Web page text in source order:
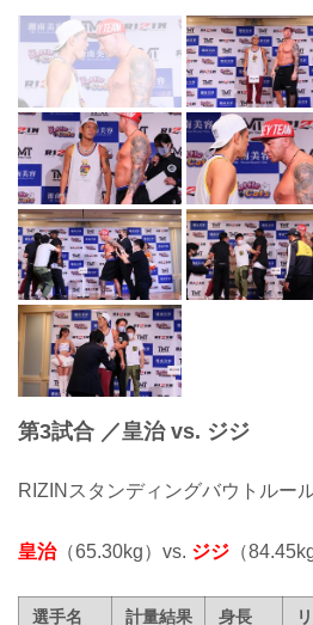
第3試合 ／皇治 vs. ジジ
RIZINスタンディングバウトルー
皇治（65.30kg）vs. ジジ （
選手名 計量結果 身長